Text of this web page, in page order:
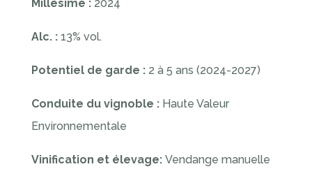
Millésime : 2024
Alc. : 13% vol.
Potentiel de garde : 2 à 5 ans (2024-2027)
Conduite du vignoble : Haute Valeur
Environnementale
Vinification et élevage: Vendange manuelle